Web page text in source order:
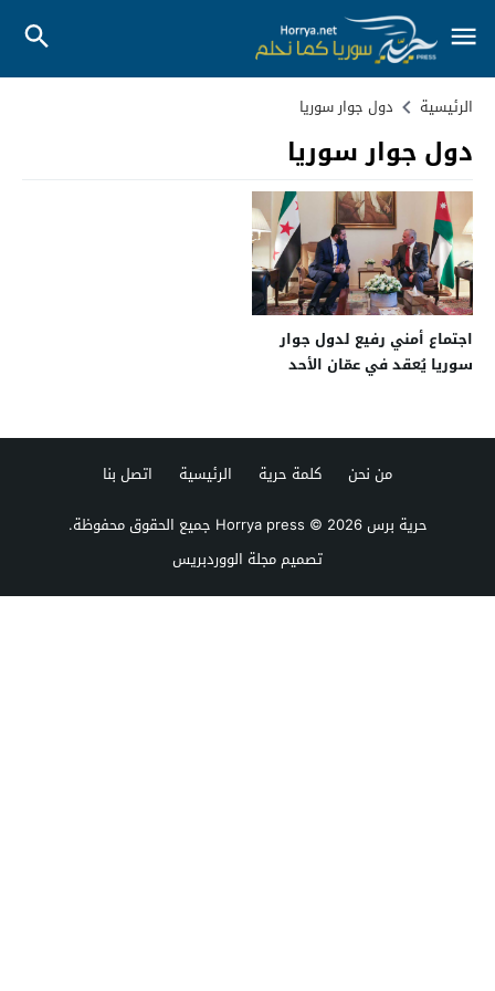
الرئيسية دول جوار سوريا
دول جوار سوريا
اجتماع أمني رفيع لدول جوار
سوريا يُعقد في عمّان الأحد
من نحن كلمة حرية الرئيسية
اتصل بنا
حرية برس Horrya press© 2026 جميع الحقوق محفوظة.
تصميممجلة الووردبريس